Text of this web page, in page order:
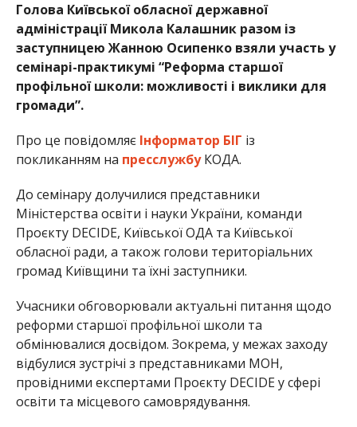
Голова Київської обласної державної
адміністрації Микола Калашник разом із
заступницею Жанною Осипенко взяли участь у
семінарі-практикумі “Реформа старшої
профільної школи: можливості і виклики для
громади”.
Про це повідомляє Інформатор БІГ із
покликанням на пресслужбуКОДА.
До семінару долучилися представники
Міністерства освіти і науки України, команди
Проєкту DECIDE, Київської ОДА та Київської
обласної ради, а також голови територіальних
громад Київщини та їхні заступники.
Учасники обговорювали актуальні питання щодо
реформи старшої профільної школи та
обмінювалися досвідом. Зокрема, у межах заходу
відбулися зустрічі з представниками МОН,
провідними експертами Проєкту DECIDE у сфері
освіти та місцевого самоврядування.